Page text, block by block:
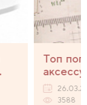
Топ
3588